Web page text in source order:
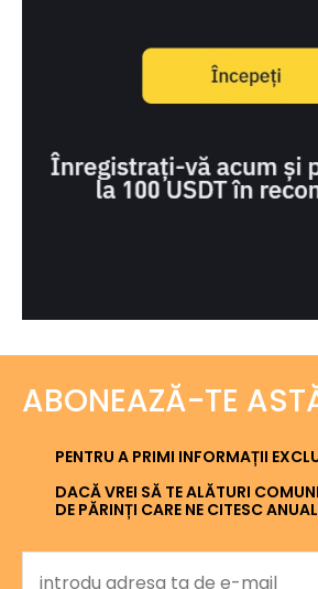
ABONEAZĂ-TE
PENTRU A PRIMI INFORMAȚII
DACĂ VREI SĂ TE ALĂTURI
DE PĂRINȚI CARE NE CITESC ANUAL